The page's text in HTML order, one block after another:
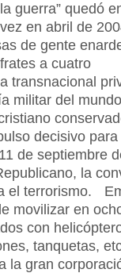
guerra” quedó
en abril de
de gente
a cuatro
transnacional
militar del
decisivo para
de septiembre
la
el terrorismo.
movilizar en
con
tanquetas,
la gran